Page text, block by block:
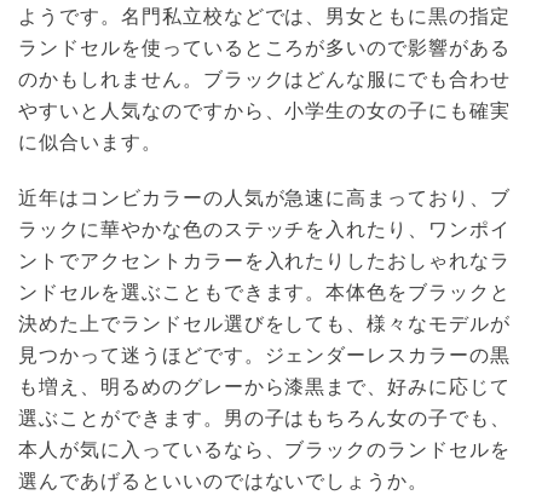
ようです。名門私立校などでは、男女ともに黒の指定
ランドセルを使っているところが多いので影響がある
のかもしれません。ブラックはどんな服にでも合わせ
やすいと人気なのですから、小学生の女の子にも確実
に似合います。
近年はコンビカラーの人気が急速に高まっており、ブ
ラックに華やかな色のステッチを入れたり、ワンポイ
ントでアクセントカラーを入れたりしたおしゃれなラ
ンドセルを選ぶこともできます。本体色をブラックと
決めた上でランドセル選びをしても、様々なモデルが
見つかって迷うほどです。ジェンダーレスカラーの黒
も増え、明るめのグレーから漆黒まで、好みに応じて
選ぶことができます。男の子はもちろん女の子でも、
本人が気に入っているなら、ブラックのランドセルを
選んであげるといいのではないでしょうか。